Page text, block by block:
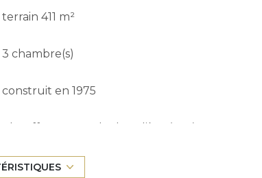
terrain 411 m²
3 chambre(s)
construit en 1975
Chauffage central : chaudière (gaz)
1 parking(s)